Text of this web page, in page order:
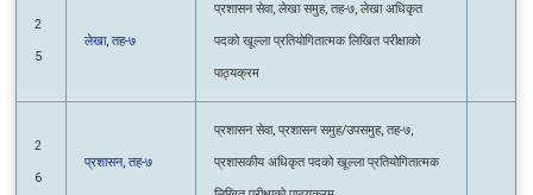
5
पदको खूल्ला प्रतियोगितात्मक लिखित परीक्षाको
पाठ्यक्रम
6
प्रशासन सेवा, प्रशासन समुह/उपसमुह, तह-७,
प्रशासकीय अधिकृत पदको खूल्ला प्रतियोगितात्मक
लिखित परीक्षाको पाठ्यक्रम